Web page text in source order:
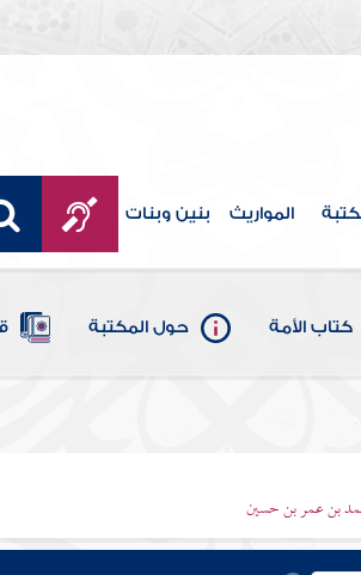
المواريث بنين وبنات
كتاب الأمة حول المكتبة
بن عمر بن حسين